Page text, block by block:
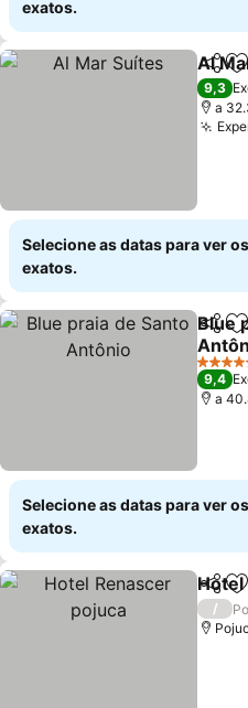
exatos.
Al
9,3
a
Selecione as datas para ver
exatos.
Blue
5
9,4
a
Selecione as datas para ver
exatos.
Hotel
/